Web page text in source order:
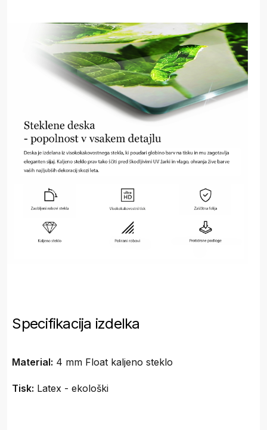
Specifikacija izdelka
Material: 4 mm Float kaljeno steklo
Tisk: Latex - ekološki